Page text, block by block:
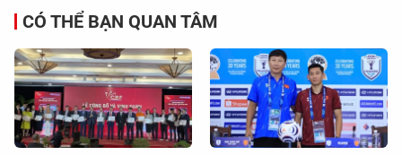
CÓ THỂ BẠN QUAN TÂM